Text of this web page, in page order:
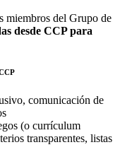
miembros del Grupo de
desde CCP para
comunicación de
(o currículum
transparentes, listas